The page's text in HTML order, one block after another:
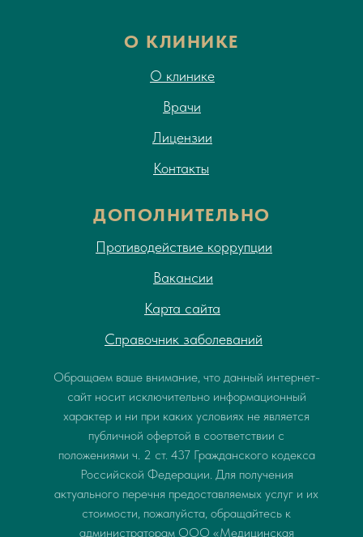
О КЛИНИКЕ
ДОПОЛНИТЕЛЬНО
Врачи
Лицензии
О клинике
Контакты
Вакансии
Карта сайта
Справочник заболеваний
Противодействие коррупции
Обращаем ваше внимание, что данный интернет-
сайт носит исключительно информационный
характер и ни при каких условиях не является
публичной офертой в соответствии с
положениями ч. 2 ст. 437 Гражданского кодекса
Российской Федерации. Для получения
актуального перечня предоставляемых услуг и их
стоимости, пожалуйста, обращайтесь к
администраторам ООО «Медицинская